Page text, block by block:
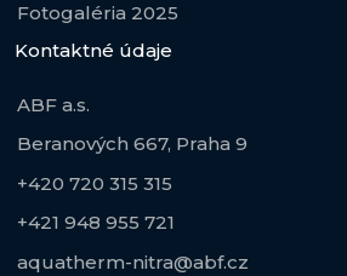
Fotogaléria 2025
Kontaktné údaje
ABF a.s.
Beranových 667, Praha 9
+420 720 315 315
+421 948 955 721
aquatherm-nitra@abf.cz